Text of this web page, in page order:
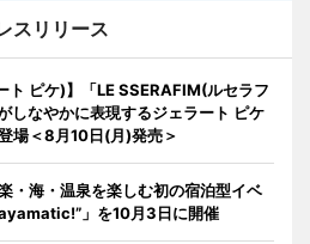
スリリース
ト ピケ)】「LE SSERAFIM(ルセラフ
しなやかに表現するジェラート ピケ
場＜8月10日(月)発売＞
・海・温泉を楽しむ初の宿泊型イベ
」を10月3日に開催